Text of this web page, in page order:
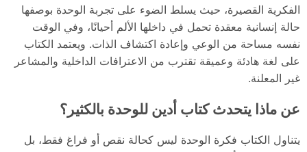
الفكرية القصيرة، حيث يسلط الضوء على تجربة الوحدة بوصفها
حالة إنسانية معقدة تحمل في داخلها الألم أحيانًا، وفي الوقت
نفسه مساحة من الوعي وإعادة اكتشاف الذات. ويعتمد الكتاب
على لغة هادئة وعميقة تقترب من الاعترافات الداخلية والمشاعر
غير المعلنة.
عن ماذا يتحدث كتاب أدين للوحدة بالكثير؟
يتناول الكتاب فكرة الوحدة ليس كحالة نقص أو فراغ فقط، بل